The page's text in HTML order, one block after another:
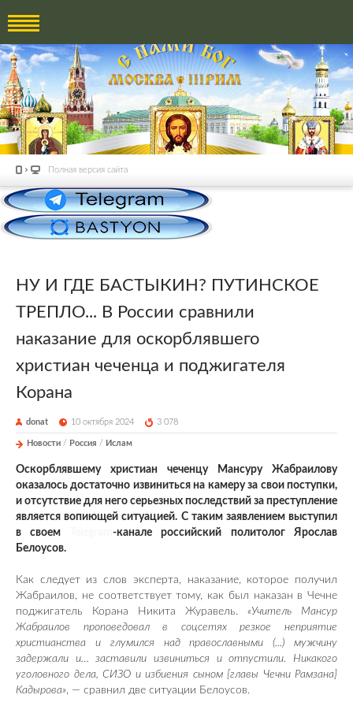
Полная версия сайта
НУ И ГДЕ БАСТЫКИН? ПУТИНСКОЕ
ТРЕПЛО... В России сравнили
наказание для оскорблявшего
христиан чеченца и поджигателя
Корана
donat 10 октября 2024 3 078
Новости / Россия / Ислам
Оскорблявшему христиан чеченцу Мансуру Жабраилову
оказалось достаточно извиниться на камеру за свои поступки,
и отсутствие для него серьезных последствий за преступление
является вопиющей ситуацией. С таким заявлением выступил
в своем
-канале российский политолог Ярослав
Белоусов.
Как следует из слов эксперта, наказание, которое получил
Жабраилов, не соответствует тому, как был наказан в Чечне
поджигатель Корана Никита Журавель. «Учитель Мансур
Жабраилов проповедовал в соцсетях резкое неприятие
христианства и глумился над православными (...) мужчину
задержали и… заставили извиниться и отпустили. Никакого
уголовного дела, СИЗО и избиения сыном [главы Чечни Рамзана]
Кадырова» , — сравнил две ситуации Белоусов.